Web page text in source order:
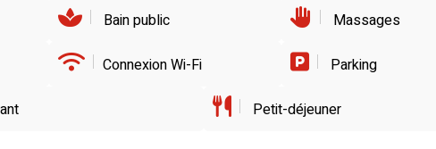
Bain public Massages
Connexion Wi-Fi Parking
Petit-déjeuner